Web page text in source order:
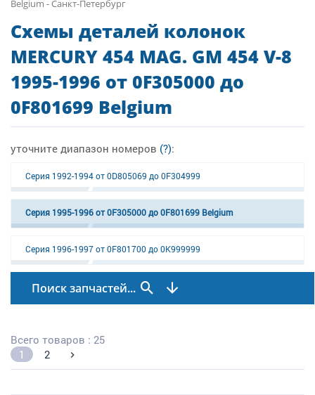
Belgium - Санкт-Петербург
Схемы деталей колонок
MERCURY 454 MAG. GM 454 V-8
1995-1996 от 0F305000 до
0F801699 Belgium
уточните диапазон номеров (?):
Серия 1992-1994 от 0D805069 до 0F304999
Серия 1995-1996 от 0F305000 до 0F801699 Belgium
Серия 1996-1997 от 0F801700 до 0K999999
Поиск запчастей...
Всего товаров : 25
1
2